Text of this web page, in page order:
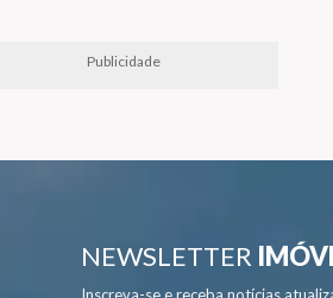
Publicidade
NEWSLETTER